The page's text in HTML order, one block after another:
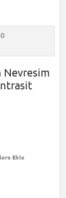
Nevresim
Ekle